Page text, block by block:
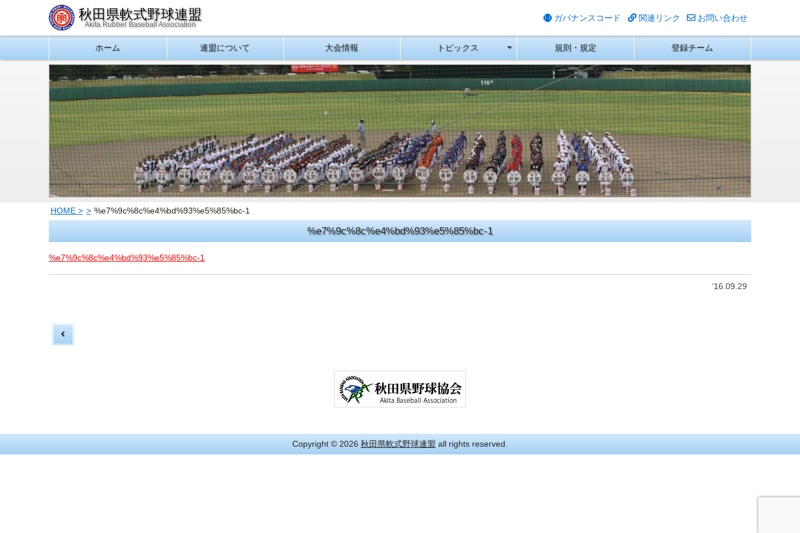
秋田県軟式野球連盟
Akita Rubber Baseball Association
ガバナンスコード 関連リンク お問い合わせ
ホーム 連盟について 大会情報 トピックス 規則・規定 登録チーム
HOME %e7%9c%8c%e4%bd%93%e5%85%bc-1
%e7%9c%8c%e4%bd%93%e5%85%bc-1
%e7%9c%8c%e4%bd%93%e5%85%bc-1
’16.09.29
Copyright © 2026 秋田県軟式野球連盟 all rights reserved.